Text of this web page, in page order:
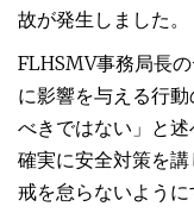
故が発生しました。
FLHSMV事務局長
に影響を与える行
べきではない」と
確実に安全対策を
戒を怠らないように